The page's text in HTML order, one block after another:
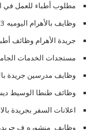
مطلوب أطباء للعمل في
وظايف بالأهرام اليوميه 2023.
جريدة الأهرام وظائف أطباء 07/07/
مستجدات الخدمات الجامعية
وظايف مدرسين جريدة
وظائف طنطا الوسيط ديسمبر
اعلانات السفر بجريدة
وظايف منشوره ف جريده